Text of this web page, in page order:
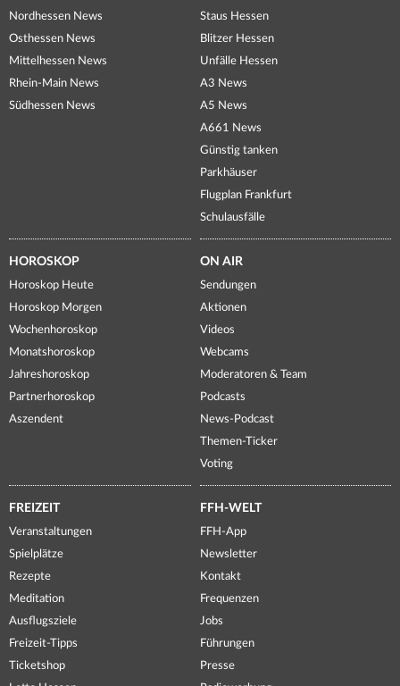
Nordhessen News
Osthessen News
Mittelhessen News
Rhein-Main News
Südhessen News
Staus Hessen
Blitzer Hessen
Unfälle Hessen
A3 News
A5 News
A661 News
Günstig tanken
Parkhäuser
Flugplan Frankfurt
Schulausfälle
HOROSKOP
Horoskop Heute
Horoskop Morgen
Wochenhoroskop
Monatshoroskop
Jahreshoroskop
Partnerhoroskop
Aszendent
ON AIR
Sendungen
Aktionen
Videos
Webcams
Moderatoren & Team
Podcasts
News-Podcast
Themen-Ticker
Voting
FREIZEIT
Veranstaltungen
Spielplätze
Rezepte
Meditation
Ausflugsziele
Freizeit-Tipps
Ticketshop
FFH-WELT
FFH-App
Newsletter
Kontakt
Frequenzen
Jobs
Führungen
Presse